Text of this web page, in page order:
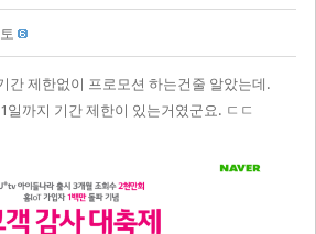
간 제한없이 프로모션 하는건줄 알았는데.
일까지 기간 제한이 있는거였군요. ㄷㄷ